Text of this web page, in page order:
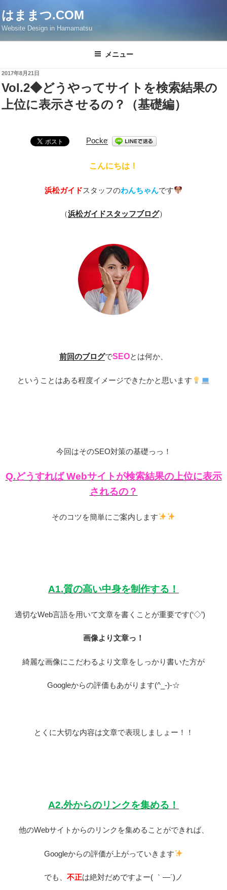
ン
テ
ン
キ
はままつ.COM
Website Design in Hamamatsu
メニュー
2017年8月21日
Vol.2◆どうやってサイトを検索結果の
上位に表示させるの？（基礎編）
Pocket
こんにちは！
浜松ガイドスタッフのわんちゃんです
（浜松ガイドスタッフブログ）
前回のブログでSEOとは何か、
ということはある程度イメージできたかと思います
今回はそのSEO対策の基礎っっ！
Q.どうすれば Webサイトが検索結果の上位に表示
されるの？
そのコツを簡単にご案内します
A1.質の高い中身を制作する！
適切なWeb言語を用いて文章を書くことが重要です(‘◇’)
画像より文章っ！
綺麗な画像にこだわるより文章をしっかり書いた方が
Googleからの評価もあがります(^_-)-☆
とくに大切な内容は文章で表現しましょー！！
A2.外からのリンクを集める！
他のWebサイトからのリンクを集めることができれば、
Googleからの評価が上がっていきます
でも、 不正は絶対だめですよー( ｀―´) ノ